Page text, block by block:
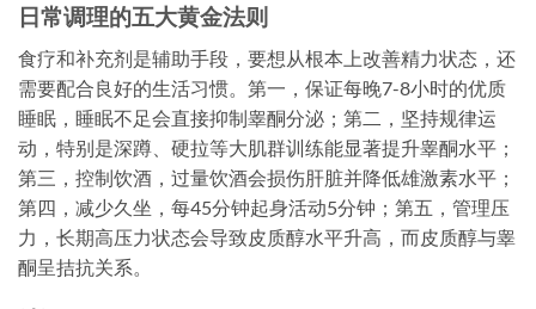
日常调理的五大黄金法则
食疗和补充剂是辅助手段，要想从根本上改善精力状态，还
需要配合良好的生活习惯。第一，保证每晚7-8小时的优质
睡眠，睡眠不足会直接抑制睾酮分泌；第二，坚持规律运
动，特别是深蹲、硬拉等大肌群训练能显著提升睾酮水平；
第三，控制饮酒，过量饮酒会损伤肝脏并降低雄激素水平；
第四，减少久坐，每45分钟起身活动5分钟；第五，管理压
力，长期高压力状态会导致皮质醇水平升高，而皮质醇与睾
酮呈拮抗关系。